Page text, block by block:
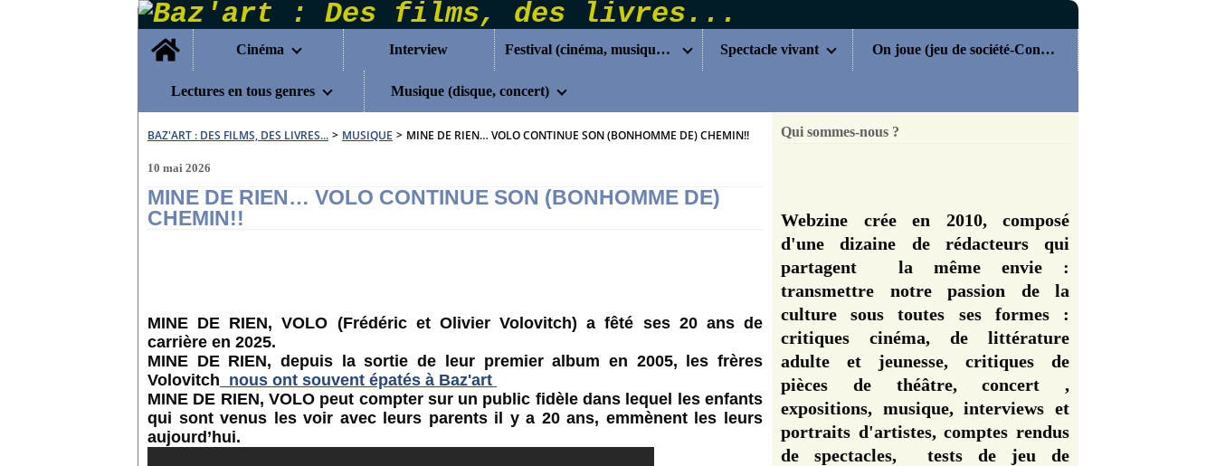
Home
Cinéma
Interview Festival (cinéma, musique...) Spectacle vivant On joue (jeu de société-Concours)
Lectures en tous genres Musique (disque, concert)
BAZ'ART : DES FILMS, DES LIVRES... > MUSIQUE > MINE DE RIEN… VOLO CONTINUE SON (BONHOMME DE) CHEMIN!!
10 mai 2026
MINE DE RIEN… VOLO CONTINUE SON (BONHOMME DE)
CHEMIN!!
MINE DE RIEN, VOLO (Frédéric et Olivier Volovitch) a fêté ses 20 ans de
carrière en 2025.
MINE DE RIEN, depuis la sortie de leur premier album en 2005, les frères
Volovitch nous ont souvent épatés à Baz'art
MINE DE RIEN, VOLO peut compter sur un public fidèle dans lequel les enfants
qui sont venus les voir avec leurs parents il y a 20 ans, emmènent les leurs
aujourd’hui.
Qui sommes-nous ?
Webzine crée en 2010, composé
d'une dizaine de rédacteurs qui
partagent la même envie :
transmettre notre passion de la
culture sous toutes ses formes :
critiques cinéma, de littérature
adulte et jeunesse, critiques de
pièces de théâtre, concert ,
expositions, musique, interviews et
portraits d'artistes, comptes rendus
de spectacles, tests de jeu de